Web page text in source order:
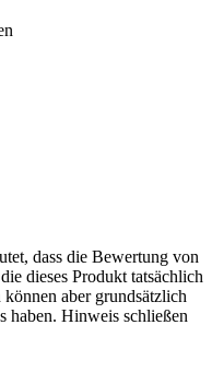
dass die Bewertung von
dieses Produkt tatsächlich
aber grundsätzlich
haben. Hinweis schließen